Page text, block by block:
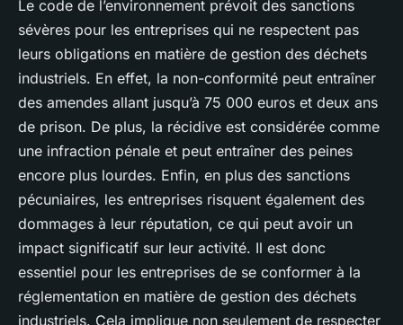
Le code de l’environnement prévoit des sanctions
sévères pour les entreprises qui ne respectent pas
leurs obligations en matière de gestion des déchets
industriels. En effet, la non-conformité peut entraîner
des amendes allant jusqu’à 75 000 euros et deux ans
de prison. De plus, la récidive est considérée comme
une infraction pénale et peut entraîner des peines
encore plus lourdes. Enfin, en plus des sanctions
pécuniaires, les entreprises risquent également des
dommages à leur réputation, ce qui peut avoir un
impact significatif sur leur activité. Il est donc
essentiel pour les entreprises de se conformer à la
réglementation en matière de gestion des déchets
industriels. Cela implique non seulement de respecter